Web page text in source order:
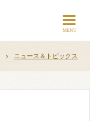
ニュース＆トピックス